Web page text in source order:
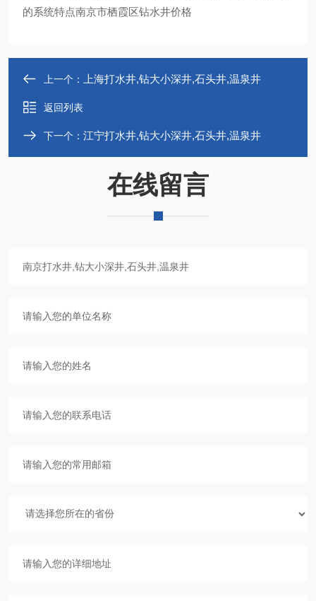
的系统特点南京市栖霞区钻水井价格
上一个： 上海打水井,钻大小深井,石头井,温泉井
返回列表
下一个： 江宁打水井,钻大小深井,石头井,温泉井
在线留言